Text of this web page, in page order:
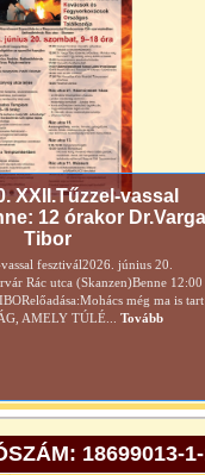
XXII.Tűzzel-vassal
12 órakor Dr.Varga
Tibor
fesztivál2026. június 20.
Rác utca (Skanzen)Benne 12:00
még ma is tart
AMELY TÚLÉ...
Tovább
18699013-